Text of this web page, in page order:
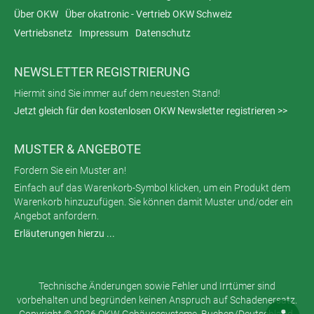
Über OKW
Über okatronic - Vertrieb OKW Schweiz
Vertriebsnetz
Impressum Datenschutz
NEWSLETTER REGISTRIERUNG
Hiermit sind Sie immer auf dem neuesten Stand!
Jetzt gleich für den kostenlosen OKW Newsletter registrieren >>
MUSTER & ANGEBOTE
Fordern Sie ein Muster an!
Einfach auf das Warenkorb-Symbol klicken, um ein Produkt dem
Warenkorb hinzuzufügen. Sie können damit Muster und/oder ein
Angebot anfordern.
Erläuterungen hierzu ...
Technische Änderungen sowie Fehler und Irrtümer sind
vorbehalten und begründen keinen Anspruch auf Schadenersatz.